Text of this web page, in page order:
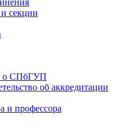
секции
о СПбГУП
об аккредитации
и профессора